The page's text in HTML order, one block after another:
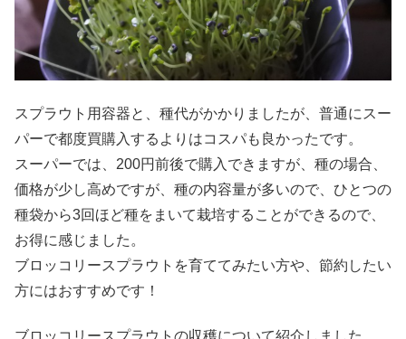
スプラウト用容器と、種代がかかりましたが、普通にスー
パーで都度買購入するよりはコスパも良かったです。
スーパーでは、200円前後で購入できますが、種の場合、
価格が少し高めですが、種の内容量が多いので、ひとつの
種袋から3回ほど種をまいて栽培することができるので、
お得に感じました。
ブロッコリースプラウトを育ててみたい方や、節約したい
方にはおすすめです！
ブロッコリースプラウトの収穫について紹介しました。